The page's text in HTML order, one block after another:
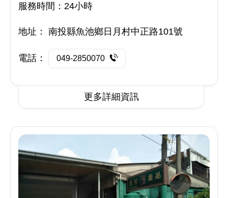
服務時間：24小時
地址： 南投縣魚池鄉日月村中正路101號
電話： 049-2850070
更多詳細資訊